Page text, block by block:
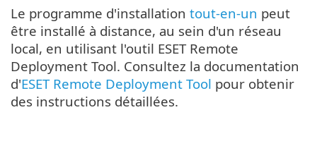
Le programme d'installation tout-en-un peut
être installé à distance, au sein d'un réseau
local, en utilisant l'outil ESET Remote
Deployment Tool. Consultez la documentation
d'ESET Remote Deployment Tool pour obtenir
des instructions détaillées.